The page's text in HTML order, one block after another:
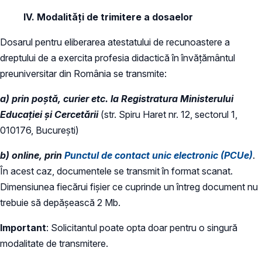
IV. Modalități de trimitere a dosaelor
Dosarul pentru eliberarea atestatului de recunoastere a
dreptului de a exercita profesia didactică în învățământul
preuniversitar din România se transmite:
a) prin poștă, curier etc. la Registratura Ministerului
Educației şi Cercetării(str. Spiru Haret nr. 12, sectorul 1,
010176, București)
b) online, prin Punctul de contact unic electronic (PCUe).
În acest caz, documentele se transmit în format scanat.
Dimensiunea fiecărui fişier ce cuprinde un întreg document nu
trebuie să depășească 2 Mb.
Important: Solicitantul poate opta doar pentru o singură
modalitate de transmitere.